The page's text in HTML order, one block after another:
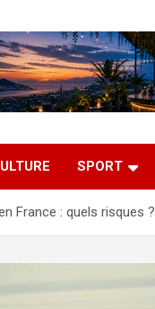
SPORT
France : quels risques ?